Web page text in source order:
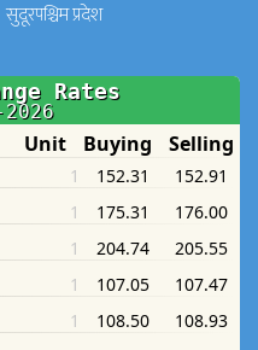
सुदूरपश्चिम प्रदेश